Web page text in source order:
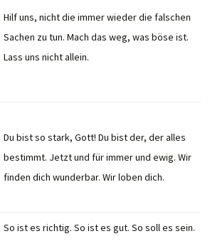
Hilf uns, nicht die immer wieder die falschen
Sachen zu tun. Mach das weg, was böse ist.
Lass uns nicht allein.
Du bist so stark, Gott! Du bist der, der alles
bestimmt. Jetzt und für immer und ewig. Wir
finden dich wunderbar. Wir loben dich.
So ist es richtig. So ist es gut. So soll es sein.